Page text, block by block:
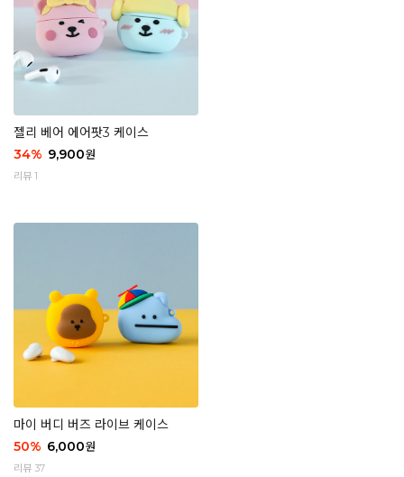
젤리 베어 에어팟3 케이스
34% 9,900원
리뷰 1
마이 버디 버즈 라이브 케이스
50% 6,000원
리뷰 37